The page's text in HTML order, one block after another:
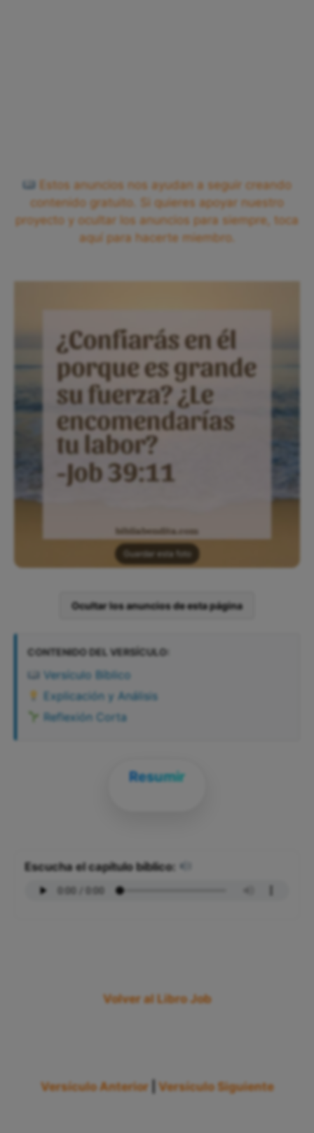
Estos anuncios nos ayudan a seguir creando
contenido gratuito. Si quieres apoyar nuestro
proyecto y ocultar los anuncios para siempre, toca
aquí para hacerte miembro.
Guardar esta foto
Ocultar los anuncios de esta página
CONTENIDO DEL VERSÍCULO:
Versículo Bíblico
Explicación y Análisis
Reflexión Corta
Resumir
Escucha el capítulo bíblico:
Volver al Libro Job
Versículo Anterior Versículo Siguiente